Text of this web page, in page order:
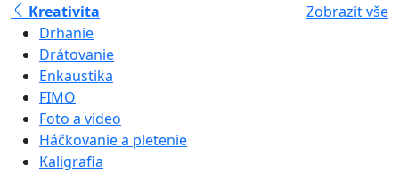
Kreativita
Zobrazit vše
Drhanie
Drátovanie
Enkaustika
FIMO
Foto a video
Háčkovanie a pletenie
Kaligrafia